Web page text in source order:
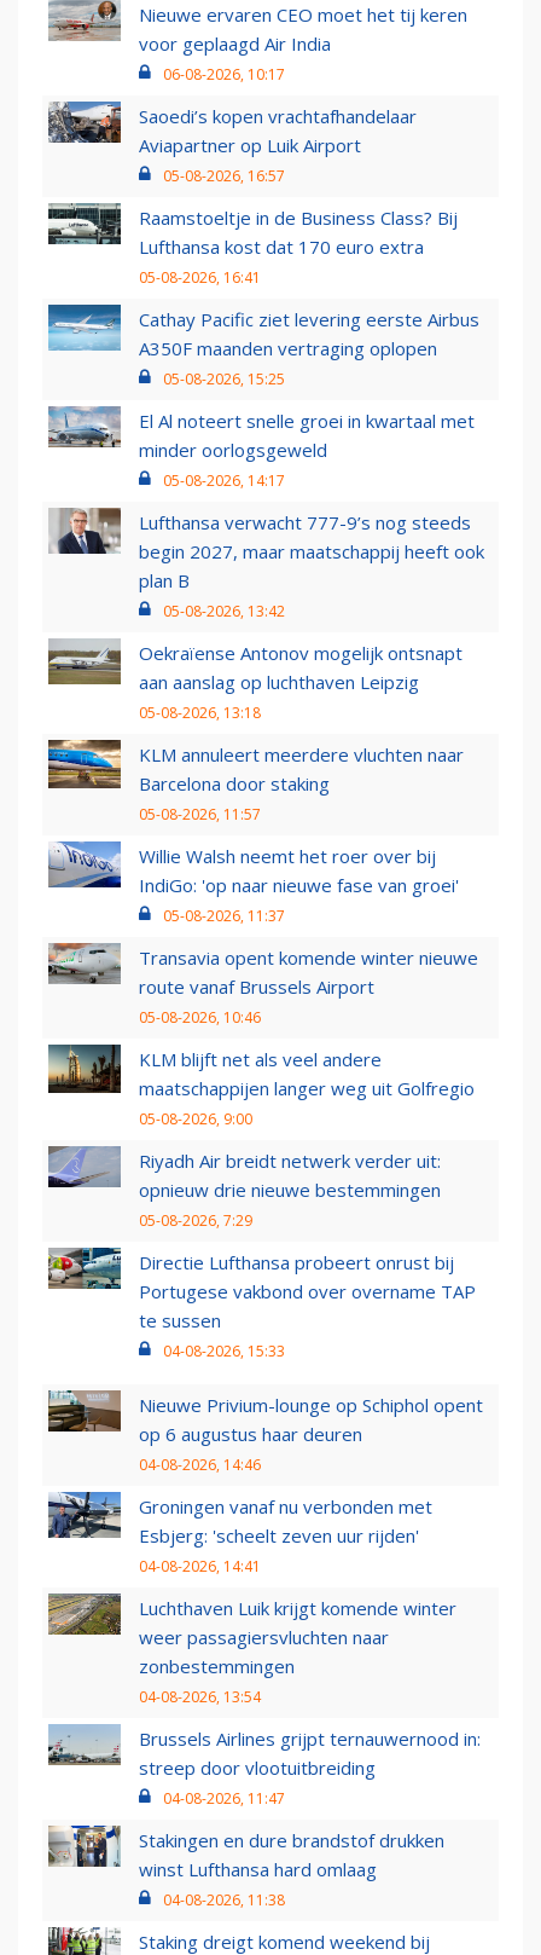
Nieuwe ervaren CEO moet het tij keren
voor geplaagd Air India
06-08-2026, 10:17
Saoedi’s kopen vrachtafhandelaar
Aviapartner op Luik Airport
05-08-2026, 16:57
Raamstoeltje in de Business Class? Bij
Lufthansa kost dat 170 euro extra
05-08-2026, 16:41
Cathay Pacific ziet levering eerste Airbus
A350F maanden vertraging oplopen
05-08-2026, 15:25
El Al noteert snelle groei in kwartaal met
minder oorlogsgeweld
05-08-2026, 14:17
Lufthansa verwacht 777-9’s nog steeds
begin 2027, maar maatschappij heeft ook
plan B
05-08-2026, 13:42
Oekraïense Antonov mogelijk ontsnapt
aan aanslag op luchthaven Leipzig
05-08-2026, 13:18
KLM annuleert meerdere vluchten naar
Barcelona door staking
05-08-2026, 11:57
Willie Walsh neemt het roer over bij
IndiGo: 'op naar nieuwe fase van groei'
05-08-2026, 11:37
Transavia opent komende winter nieuwe
route vanaf Brussels Airport
05-08-2026, 10:46
KLM blijft net als veel andere
maatschappijen langer weg uit Golfregio
05-08-2026, 9:00
Riyadh Air breidt netwerk verder uit:
opnieuw drie nieuwe bestemmingen
05-08-2026, 7:29
Directie Lufthansa probeert onrust bij
Portugese vakbond over overname TAP
te sussen
04-08-2026, 15:33
Nieuwe Privium-lounge op Schiphol opent
op 6 augustus haar deuren
04-08-2026, 14:46
Groningen vanaf nu verbonden met
Esbjerg: 'scheelt zeven uur rijden'
04-08-2026, 14:41
Luchthaven Luik krijgt komende winter
weer passagiersvluchten naar
zonbestemmingen
04-08-2026, 13:54
Brussels Airlines grijpt ternauwernood in:
streep door vlootuitbreiding
04-08-2026, 11:47
Stakingen en dure brandstof drukken
winst Lufthansa hard omlaag
04-08-2026, 11:38
Staking dreigt komend weekend bij